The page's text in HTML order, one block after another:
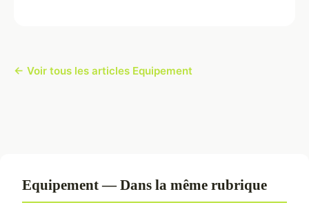
← Voir tous les articles Equipement
Equipement — Dans la même rubrique